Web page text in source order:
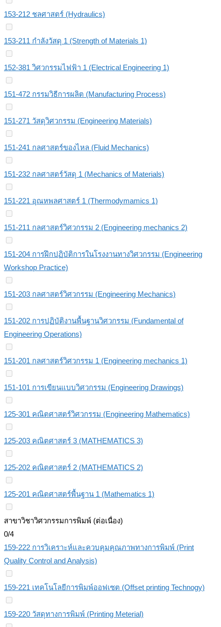
153-212 ชลศาสตร์ (Hydraulics)
153-211 กำลังวัสดุ 1 (Strength of Materials 1)
152-381 วิศวกรรมไฟฟ้า 1 (Electrical Engineering 1)
151-472 กรรมวิธีการผลิต (Manufacturing Process)
151-271 วัสดุวิศวกรรม (Engineering Materials)
151-241 กลศาสตร์ของไหล (Fluid Mechanics)
151-232 กลศาสตร์วัสดุ 1 (Mechanics of Materials)
151-221 อุณหพลศาสตร์ 1 (Thermodymamics 1)
151-211 กลศาสตร์วิศวกรรม 2 (Engineering mechanics 2)
151-204 การฝึกปฏิบัติการในโรงงานทางวิศวกรรม (Engineering
Workshop Practice)
151-203 กลศาสตร์วิศวกรรม (Engineering Mechanics)
151-202 การปฏิบัติงานพื้นฐานวิศวกรรม (Fundamental of
Engineering Operations)
151-201 กลศาสตร์วิศวกรรม 1 (Engineering mechanics 1)
151-101 การเขียนแบบวิศวกรรม (Engineering Drawings)
125-301 คณิตศาสตร์วิศวกรรม (Engineering Mathematics)
125-203 คณิตศาสตร์ 3 (MATHEMATICS 3)
125-202 คณิตศาสตร์ 2 (MATHEMATICS 2)
125-201 คณิตศาสตร์พื้นฐาน 1 (Mathematics 1)
สาขาวิชาวิศวกรรมการพิมพ์ (ต่อเนื่อง)
0/4
159-222 การวิเคราะห์และควบคุมคุณภาพทางการพิมพ์ (Print
Quality Control and Analysis)
159-221 เทคโนโลยีการพิมพ์ออฟเซต (Offset printing Technogy)
159-220 วัสดุทางการพิมพ์ (Printing Meterial)